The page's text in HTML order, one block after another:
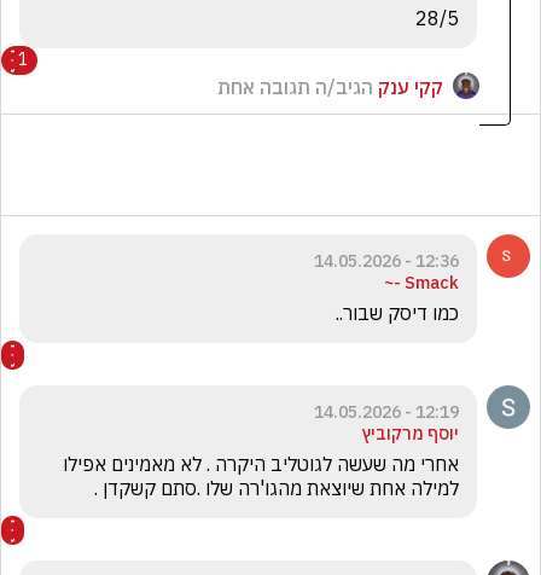
28/5
1
קקי ענק הגיב/ה תגובה אחת
12:36 - 14.05.2026
Smack -~
כמו דיסק שבור..
12:19 - 14.05.2026
יוסף מרקוביץ
למילה אחת שיוצאת מהגו'רה שלו .סתם קשקדן .